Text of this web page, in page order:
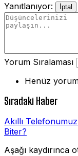
Yanıtlanıyor:
İptal
Yorum Sıralaması
Henüz
Sıradaki Haber
Akıllı
Biter?
Aşağı kaydırınca